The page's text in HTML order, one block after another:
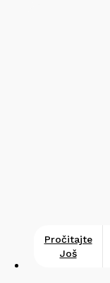
Pročitajte
Još